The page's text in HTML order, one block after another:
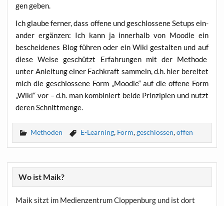
gen geben.
Ich glau­be fer­ner, dass offe­ne und geschlos­se­ne Set­ups ein­
an­der ergän­zen: Ich kann ja inner­halb von Mood­le ein
beschei­de­nes Blog füh­ren oder ein Wiki gestal­ten und auf
die­se Wei­se geschützt Erfah­run­gen mit der Metho­de
unter Anlei­tung einer Fach­kraft sam­meln, d.h. hier berei­tet
mich die geschlos­se­ne Form „Mood­le“ auf die offe­ne Form
„Wiki“ vor – d.h. man kom­bi­niert bei­de Prin­zi­pi­en und nutzt
deren Schnittmenge.
Methoden E-Learning, Form,geschlossen,offen
Wo ist Maik?
Maik sitzt im Medienzentrum Cloppenburg und ist dort